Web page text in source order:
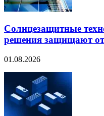
Солнцезащитные
решения защищают
01.08.2026